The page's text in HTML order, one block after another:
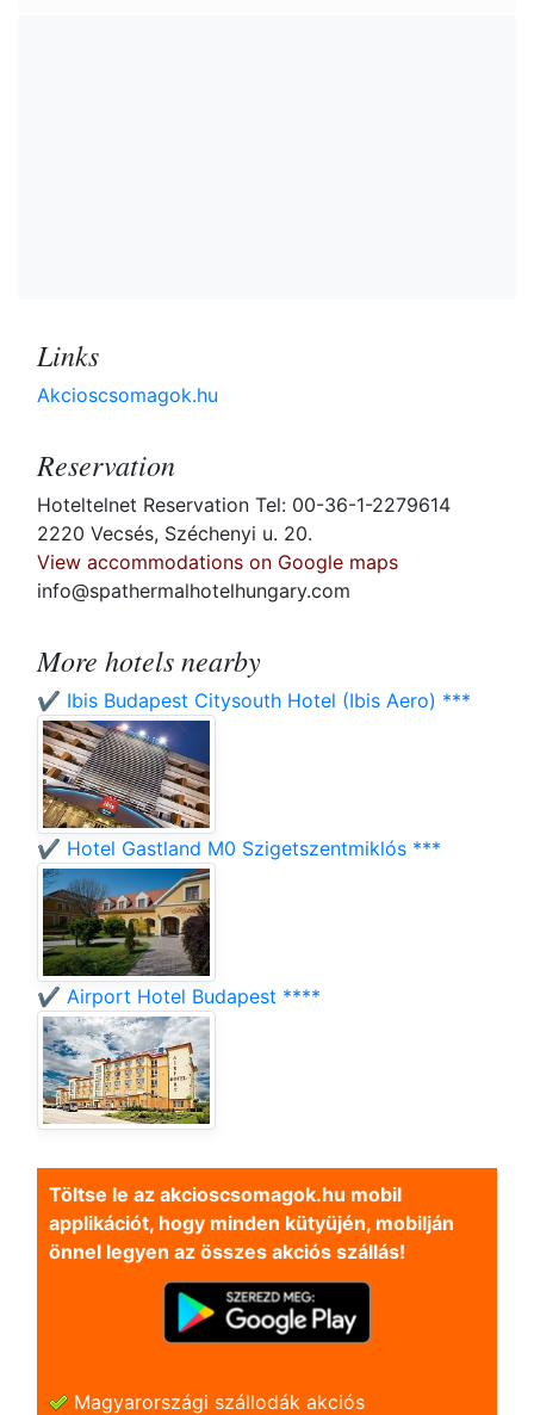
Links
Akcioscsomagok.hu
Reservation
Hoteltelnet Reservation Tel: 00-36-1-2279614
2220 Vecsés, Széchenyi u. 20.
View accommodations on Google maps
info@spathermalhotelhungary.com
More hotels nearby
✔️ Ibis Budapest Citysouth Hotel (Ibis Aero) ***
✔️ Hotel Gastland M0 Szigetszentmiklós ***
✔️ Airport Hotel Budapest ****
Töltse le az akcioscsomagok.hu mobil
applikációt, hogy minden kütyüjén, mobilján
önnel legyen az összes akciós szállás!
Magyarországi szállodák akciós